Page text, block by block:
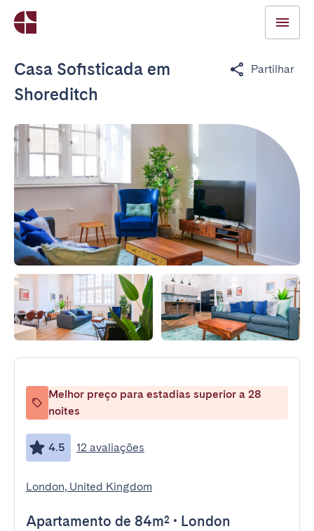
Casa Sofisticada em
Shoreditch
Partilhar
Melhor preço para estadias superior a 28
noites
4.5 12 avaliações
London, United Kingdom
Apartamento de 84m² • London